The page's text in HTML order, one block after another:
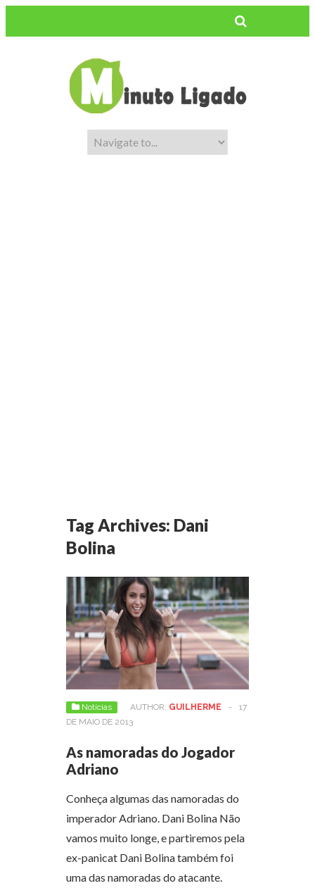
Tag Archives: Dani
Bolina
Notícias AUTHOR: GUILHERME -
17
DE MAIO DE 2013
As namoradas do Jogador
Adriano
Conheça algumas das namoradas do
imperador Adriano. Dani Bolina Não
vamos muito longe, e partiremos pela
ex-panicat Dani Bolina também foi
uma das namoradas do atacante.